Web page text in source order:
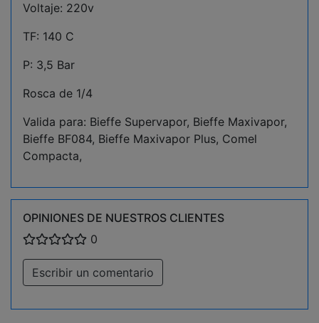
Voltaje: 220v
TF: 140 C
P: 3,5 Bar
Rosca de 1/4
Valida para: Bieffe Supervapor, Bieffe Maxivapor,
Bieffe BF084, Bieffe Maxivapor Plus, Comel
Compacta,
OPINIONES DE NUESTROS CLIENTES
0
Escribir un comentario